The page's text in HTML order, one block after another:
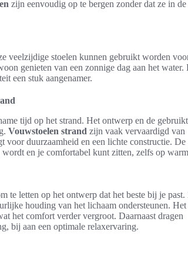
zijn eenvoudig op te bergen zonder dat ze in
veelzijdige stoelen kunnen gebruikt worden
genieten van een zonnige dag aan het water.
een stuk aangenamer.
tijd op het strand. Het ontwerp en de
Vouwstoelen strand zijn vaak vervaardigd van
voor duurzaamheid en een lichte constructie. De
en je comfortabel kunt zitten, zelfs op
te letten op het ontwerp dat het beste bij je past.
houding van het lichaam ondersteunen.
het comfort verder vergroot. Daarnaast dragen
bij aan een optimale relaxervaring.